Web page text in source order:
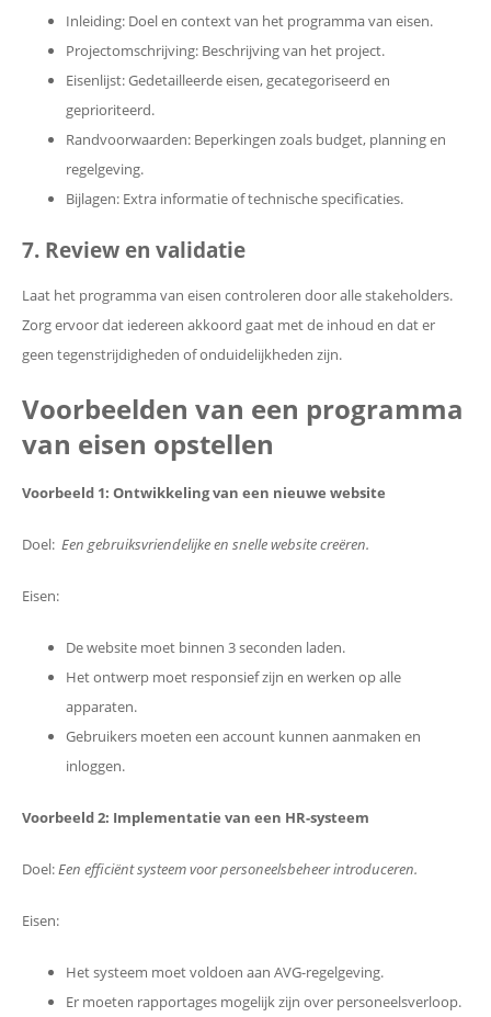
Inleiding: Doel en context van het programma van eisen.
Projectomschrijving: Beschrijving van het project.
Eisenlijst: Gedetailleerde eisen, gecategoriseerd en
geprioriteerd.
Randvoorwaarden: Beperkingen zoals budget, planning en
regelgeving.
Bijlagen: Extra informatie of technische specificaties.
7. Review en validatie
Laat het programma van eisen controleren door alle stakeholders.
Zorg ervoor dat iedereen akkoord gaat met de inhoud en dat er
geen tegenstrijdigheden of onduidelijkheden zijn.
Voorbeelden van een programma
van eisen opstellen
Voorbeeld 1: Ontwikkeling van een nieuwe website
Doel: Een gebruiksvriendelijke en snelle website creëren.
Eisen:
De website moet binnen 3 seconden laden.
Het ontwerp moet responsief zijn en werken op alle
apparaten.
Gebruikers moeten een account kunnen aanmaken en
inloggen.
Voorbeeld 2: Implementatie van een HR-systeem
Doel:Een efficiënt systeem voor personeelsbeheer introduceren.
Eisen:
Het systeem moet voldoen aan AVG-regelgeving.
Er moeten rapportages mogelijk zijn over personeelsverloop.